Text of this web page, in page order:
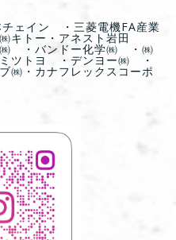
ェイン ・三菱電機FA産業
キトー・アネスト岩田
・バンドー化学㈱ ・㈱
ツトヨ ・デンヨー㈱ ・
㈱・カナフレックスコーポ